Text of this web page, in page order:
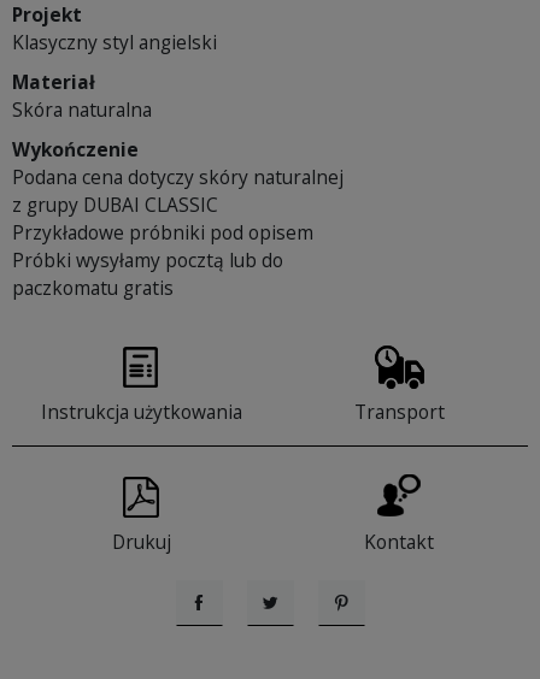
Projekt
Klasyczny styl angielski
Materiał
Skóra naturalna
Wykończenie
Podana cena dotyczy skóry naturalnej
z grupy DUBAI CLASSIC
Przykładowe próbniki pod opisem
Próbki wysyłamy pocztą lub do
paczkomatu gratis
Instrukcja użytkowania Transport
Drukuj Kontakt
UdostępnijTweetujPinterest